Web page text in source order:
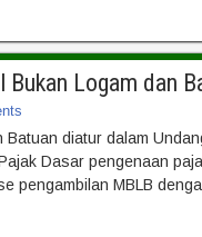
Logam dan
diatur dalam
Dasar pengenaan
pengambilan MBLB